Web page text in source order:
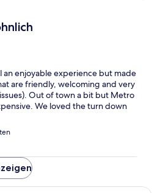
an enjoyable experience but made
are friendly, welcoming and very
Out of town a bit but Metro
We loved the turn down